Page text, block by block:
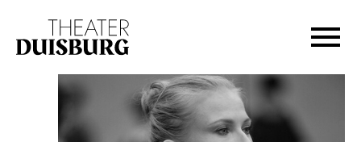
Zur Hauptnavigation springen
Zum Footer springen